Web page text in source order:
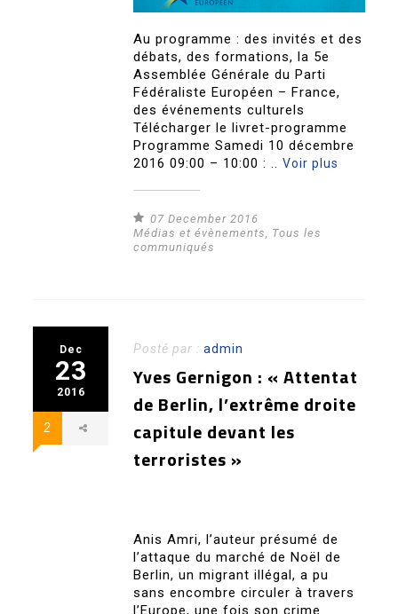
Au programme : des invités et des
débats, des formations, la 5e
Assemblée Générale du Parti
Fédéraliste Européen – France,
des événements culturels
Télécharger le livret-programme
Programme Samedi 10 décembre
2016 09:00 – 10:00 : ..Voir plus
07 December 2016
Médias et évènements, Tous les
communiqués
Dec
23
2016
2
Posté par :admin
Yves Gernigon : « Attentat
de Berlin, l’extrême droite
capitule devant les
terroristes »
Anis Amri, l’auteur présumé de
l’attaque du marché de Noël de
Berlin, un migrant illégal, a pu
sans encombre circuler à travers